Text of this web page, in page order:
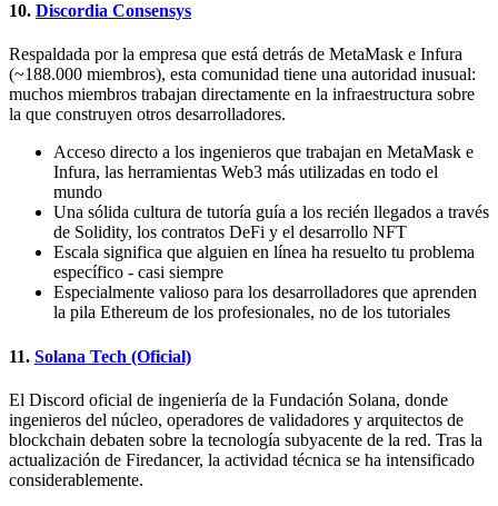
10. Discordia Consensys
Respaldada por la empresa que está detrás de MetaMask e Infura
(~188.000 miembros), esta comunidad tiene una autoridad inusual:
muchos miembros trabajan directamente en la infraestructura sobre
la que construyen otros desarrolladores.
Acceso directo a los ingenieros que trabajan en MetaMask e
Infura, las herramientas Web3 más utilizadas en todo el
mundo
Una sólida cultura de tutoría guía a los recién llegados a través
de Solidity, los contratos DeFi y el desarrollo NFT
Escala significa que alguien en línea ha resuelto tu problema
específico - casi siempre
Especialmente valioso para los desarrolladores que aprenden
la pila Ethereum de los profesionales, no de los tutoriales
11. Solana Tech (Oficial)
El Discord oficial de ingeniería de la Fundación Solana, donde
ingenieros del núcleo, operadores de validadores y arquitectos de
blockchain debaten sobre la tecnología subyacente de la red. Tras la
actualización de Firedancer, la actividad técnica se ha intensificado
considerablemente.